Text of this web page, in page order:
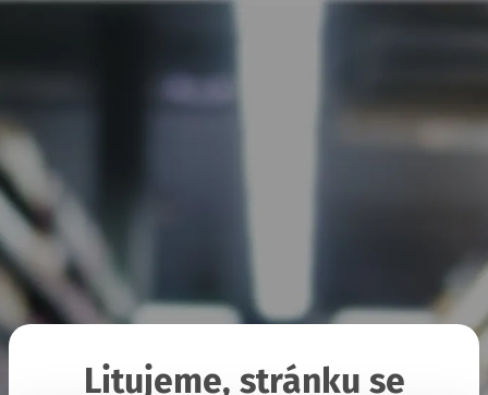
Litujeme, stránku se